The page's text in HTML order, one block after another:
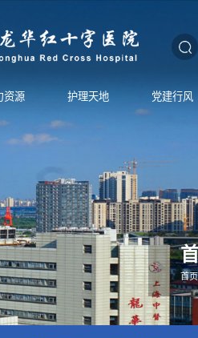
资源 护理天地 党建行风
首页